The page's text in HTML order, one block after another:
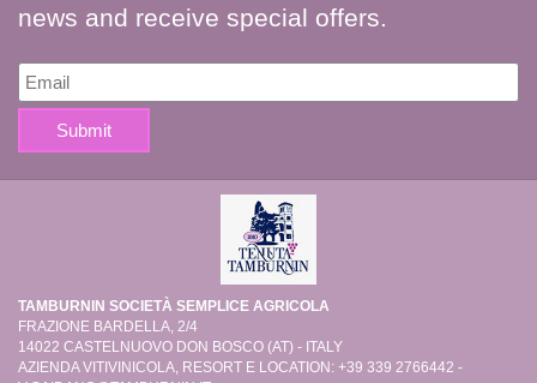
news and receive special offers.
TAMBURNIN SOCIETÀ SEMPLICE AGRICOLA
FRAZIONE BARDELLA, 2/4
14022 CASTELNUOVO DON BOSCO (AT) - ITALY
AZIENDA VITIVINICOLA, RESORT E LOCATION: +39 339 2766442 -